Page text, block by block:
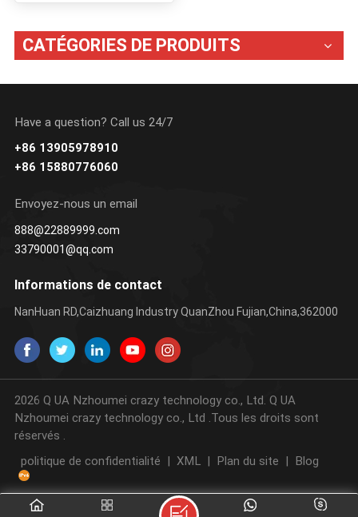
CATÉGORIES DE PRODUITS
Have a question? Call us 24/7
+86 13905978910
+86 15880776060
Envoyez-nous un email
888@22889999.com
33790001@qq.com
Informations de contact
NanHuan RD,Caizhuang Industry QuanZhou Fujian,China,362000
2026 Q UA Nzhoumei crazy technology co., Ltd. Q UA
Nzhoumei crazy technology co., Ltd .Tous les droits sont
réservés .
politique de confidentialité | XML | Plan du site | Blog